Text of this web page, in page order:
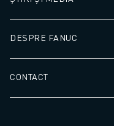
DESPRE FANUC
CONTACT